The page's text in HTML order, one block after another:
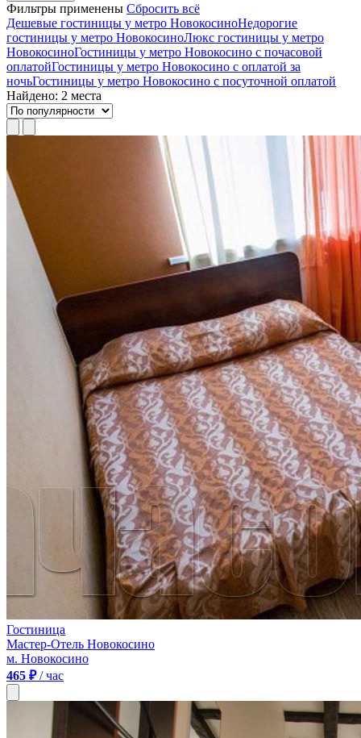
Фильтры применены Сбросить всё
Дешевые гостиницы у метро НовокосиноНедорогие
гостиницы у метро НовокосиноЛюкс гостиницы у метро
НовокосиноГостиницы у метро Новокосино c почасовой
оплатойГостиницы у метро Новокосино с оплатой за
ночьГостиницы у метро Новокосино c посуточной оплатой
Найдено: 2 места
Гостиница
Мастер-Отель Новокосино
м. Новокосино
465 ₽/ час